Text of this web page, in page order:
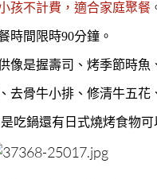
孩不計費，適合家庭聚餐
時間限時90分鐘。
像是握壽司、烤季節時魚
去骨牛小排、修清牛五花
吃鍋還有日式燒烤食物可